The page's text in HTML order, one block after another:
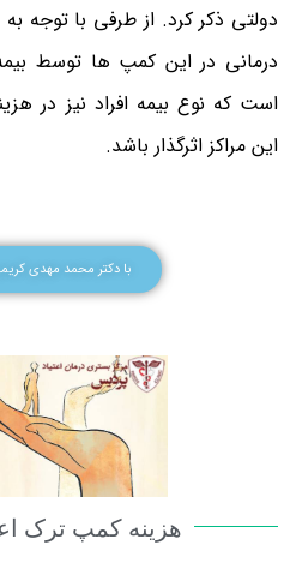
دولتی ذکر کرد. از طرفی با توجه
درمانی در این کمپ ها توسط
است که نوع بیمه افراد نیز در
این مراکز اثرگذار باشد.
با دکتر محمد مهدی
هزینه کمپ ترک